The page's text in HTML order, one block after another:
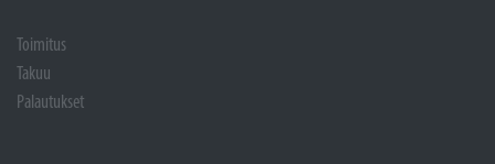
Toimitus
Takuu
Palautukset